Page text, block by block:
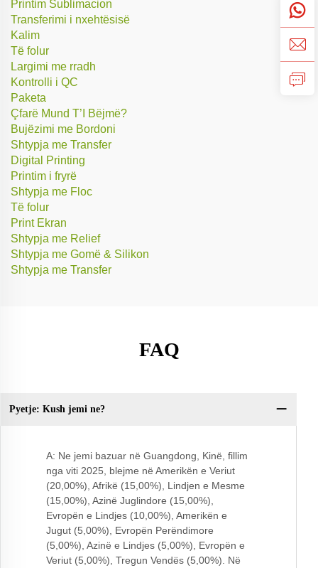
Printim Sublimacion
Transferimi i nxehtësisë
Kalim
Të folur
Largimi me rradh
Kontrolli i QC
Paketa
Çfarë Mund T’I Bëjmë?
Bujëzimi me Bordoni
Shtypja me Transfer
Digital Printing
Printim i fryrë
Shtypja me Floc
Të folur
Print Ekran
Shtypja me Relief
Shtypja me Gomë & Silikon
Shtypja me Transfer
FAQ
Pyetje: Kush jemi ne?
A: Ne jemi bazuar në Guangdong, Kinë, fillim
nga viti 2025, blejme në Amerikën e Veriut
(20,00%), Afrikë (15,00%), Lindjen e Mesme
(15,00%), Azinë Juglindore (15,00%),
Evropën e Lindjes (10,00%), Amerikën e
Jugut (5,00%), Evropën Perëndimore
(5,00%), Azinë e Lindjes (5,00%), Evropën e
Veriut (5,00%), Tregun Vendës (5,00%). Në